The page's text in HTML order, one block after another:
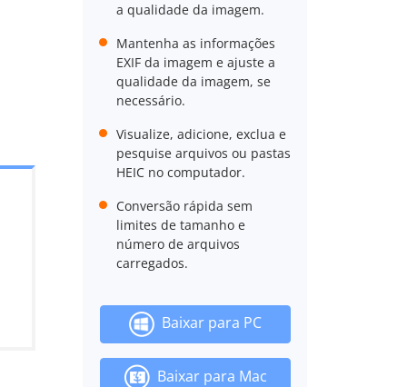
a qualidade da imagem.
Mantenha as informações
EXIF da imagem e ajuste a
qualidade da imagem, se
necessário.
Visualize, adicione, exclua e
pesquise arquivos ou pastas
HEIC no computador.
Conversão rápida sem
limites de tamanho e
número de arquivos
carregados.
Baixar para PC
Baixar para Mac